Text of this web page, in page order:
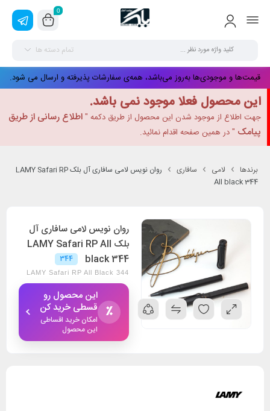
0
تمام دسته ها
قیمت‌ها و موجودی‌ها به‌روز می‌باشد، همه‌ی سفارشات پذیرفته و ارسال می شود.
این محصول فعلا موجود نمی باشد.
جهت اطلاع از موجود شدن این محصول از طریق دکمه "اطلاع رسانی از طریق
پیامک " در همین صفحه اقدام نمائید.
برندها لامی سافاری
روان نویس لامی سافاری آل بلک LAMY Safari RP
All black 344
روان نویس لامی سافاری آل
بلک LAMY Safari RP All
black 344
344
LAMY Safari RP All Black 344
٪
این محصول رو
قسطی خرید کن
امکان خرید اقساطی
این محصول